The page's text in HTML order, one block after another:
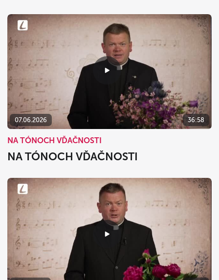
07.06.2026 36:58
NA TÓNOCH VĎAČNOSTI
NA TÓNOCH VĎAČNOSTI